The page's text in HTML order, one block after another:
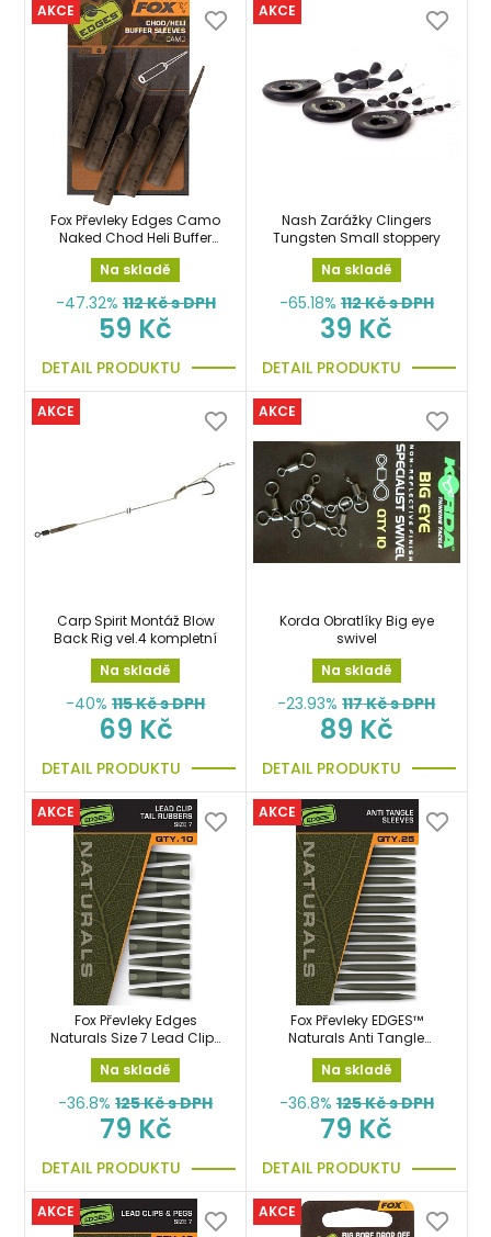
AKCE
Fox Převleky Edges Camo
Naked Chod Heli Buffer
Sleeves x6ks
Na skladě
-47.32% 112Kč s DPH
59 Kč
DETAIL PRODUKTU
AKCE
Nash Zarážky Clingers
Tungsten Small stoppery
Na skladě
-65.18% 112Kč s DPH
39 Kč
DETAIL PRODUKTU
AKCE
Carp Spirit Montáž Blow
Back Rig vel.4 kompletní
Na skladě
-40% 115Kč s DPH
69 Kč
DETAIL PRODUKTU
AKCE
Korda Obratlíky Big eye
swivel
Na skladě
-23.93% 117Kč s DPH
89 Kč
DETAIL PRODUKTU
AKCE
Fox Převleky Edges
Naturals Size 7 Lead Clips
Tail Rubbers x10ks
Na skladě
-36.8% 125Kč s DPH
79 Kč
DETAIL PRODUKTU
AKCE
Fox Převleky EDGES™
Naturals Anti Tangle
Sleeves x25ks proti
zamotání
Na skladě
-36.8% 125Kč s DPH
79 Kč
DETAIL PRODUKTU
AKCE AKCE